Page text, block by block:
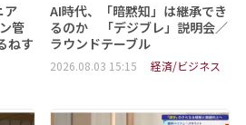
ア
管
ねす
AI時代、「暗黙知」は継承でき
るのか 「デジブレ」説明会／
ラウンドテーブル
2026.08.03 15:15 経済/ビジネス